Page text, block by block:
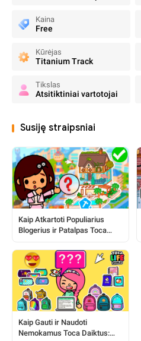
Kaina
Free
Kūrėjas
Titanium Track
Tikslas
Atsitiktiniai vartotojai
Susiję straipsniai
Kaip Atkartoti Populiarius
Blogerius ir Patalpas Toca
Kaip Gauti ir Naudoti
Nemokamus Toca Daiktus: